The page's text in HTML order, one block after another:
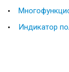
Индикатор